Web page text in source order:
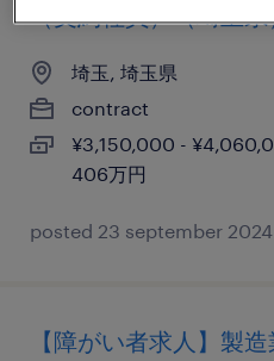
（契約社員）（埼玉県
埼玉, 埼玉県
contract
¥3,150,000 -
406万円
posted 23 september 2024
【障がい者求人】製